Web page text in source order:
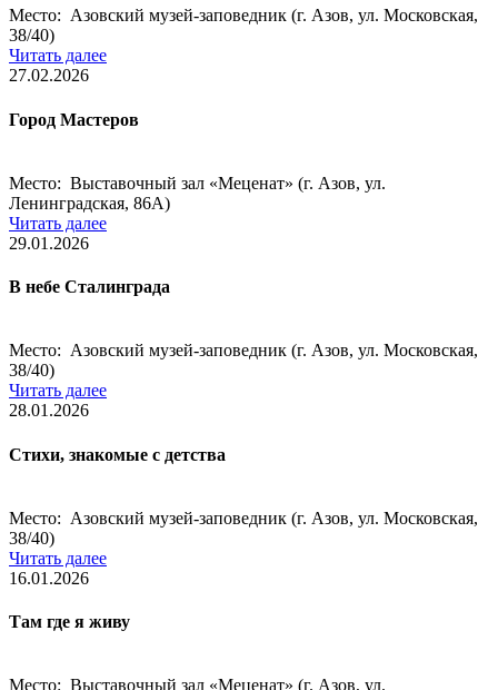
Место: Азовский музей-заповедник (г. Азов, ул. Московская,
38/40)
Читать далее
27.02.2026
Город Мастеров
Место: Выставочный зал «Меценат» (г. Азов, ул.
Ленинградская, 86А)
Читать далее
29.01.2026
В небе Сталинграда
Место: Азовский музей-заповедник (г. Азов, ул. Московская,
38/40)
Читать далее
28.01.2026
Стихи, знакомые с детства
Место: Азовский музей-заповедник (г. Азов, ул. Московская,
38/40)
Читать далее
16.01.2026
Там где я живу
Место: Выставочный зал «Меценат» (г. Азов, ул.